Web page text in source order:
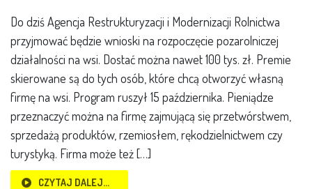
Do dziś Agencja Restrukturyzacji i Modernizacji Rolnictwa
przyjmować będzie wnioski na rozpoczęcie pozarolniczej
działalności na wsi. Dostać można nawet 100 tys. zł. Premie
skierowane są do tych osób, które chcą otworzyć własną
firmę na wsi. Program ruszył 15 października. Pieniądze
przeznaczyć można na firmę zajmującą się przetwórstwem,
sprzedażą produktów, rzemiosłem, rękodzielnictwem czy
turystyką. Firma może też […]
CZYTAJ DALEJ…